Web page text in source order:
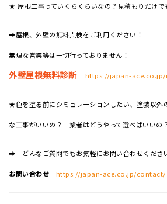
★ 屋根工事っていくらくらいなの？見積もりだけで
➡屋根、外壁の無料点検をご利用ください！
無理な営業等は一切行っておりません！
外壁屋根無料診断 https://japan-
★色を塗る前にシミュレーションしたい、塗装以
な工事がいいの？ 業者はどうやって選べばいいの？
➡ どんなご質問でもお気軽にお問い合わせくださ
お問い合わせ https://japan-ace.co.jp/contact/